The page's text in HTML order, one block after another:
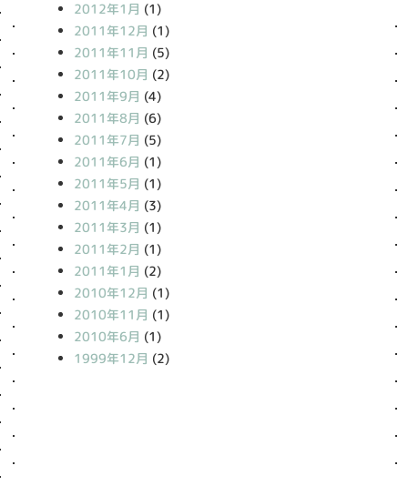
2012年1月 (1)
2011年12月 (1)
2011年11月 (5)
2011年10月 (2)
2011年9月 (4)
2011年8月 (6)
2011年7月 (5)
2011年6月 (1)
2011年5月 (1)
2011年4月 (3)
2011年3月 (1)
2011年2月 (1)
2011年1月 (2)
2010年12月 (1)
2010年11月 (1)
2010年6月 (1)
1999年12月 (2)